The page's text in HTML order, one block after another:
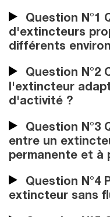
Question N°1
d'extincteurs
différents
Question N°2
l'extincteur
d'activité ?
Question N°3
entre un
permanente et à
Question N°4
extincteur sans